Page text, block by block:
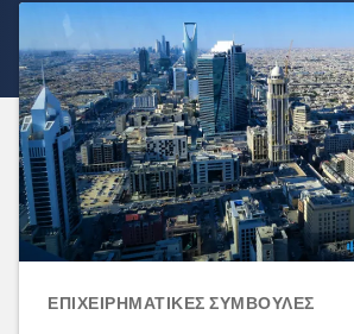
ΕΠΙΧΕΙΡΗΜΑΤΙΚΈΣ ΣΥΜΒΟΥΛΈΣ